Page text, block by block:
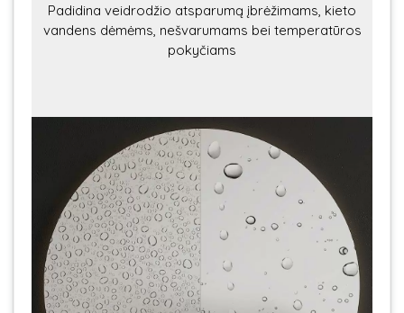
Padidina veidrodžio atsparumą įbrėžimams, kieto
vandens dėmėms, nešvarumams bei temperatūros
pokyčiams